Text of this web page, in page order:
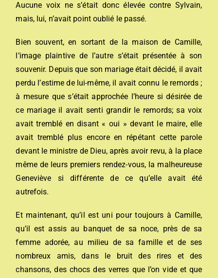
Aucune voix ne s’était donc élevée contre Sylvain,
mais, lui, n’avait point oublié le passé.
Bien souvent, en sortant de la maison de Camille,
l’image plaintive de l’autre s’était présentée à son
souvenir. Depuis que son mariage était décidé, il avait
perdu l’estime de lui-même, il avait connu le remords ;
à mesure que s’était approchée l’heure si désirée de
ce mariage il avait senti grandir le remords; sa voix
avait tremblé en disant « oui » devant le maire, elle
avait tremblé plus encore en répétant cette parole
devant le ministre de Dieu, après avoir revu, à la place
même de leurs premiers rendez-vous, la malheureuse
Geneviève si différente de ce qu’elle avait été
autrefois.
Et maintenant, qu’il est uni pour toujours à Camille,
qu’il est assis au banquet de sa noce, près de sa
femme adorée, au milieu de sa famille et de ses
nombreux amis, dans le bruit des rires et des
chansons, des chocs des verres que l’on vide et que